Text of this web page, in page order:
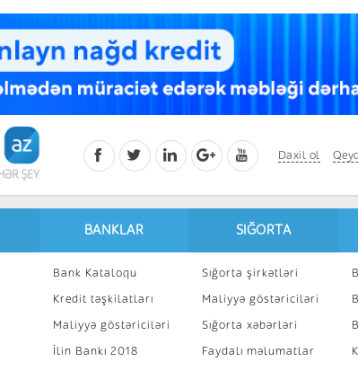
Daxil ol
BANKLAR
Bank Kataloqu
Kredit təşkilatları
Maliyyə göstəriciləri
İlin Bankı 2018
SIĞORTA
Sığorta şirkətləri
Maliyyə göstəriciləri
Sığorta xəbərləri
Faydalı məlumatlar